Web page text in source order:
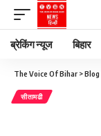
ब्रेकिंग न्यूज बिहार
The Voice Of Bihar >Blog
सीतामढी